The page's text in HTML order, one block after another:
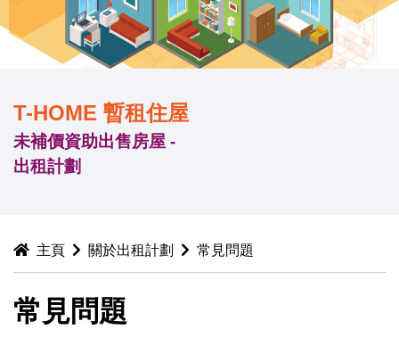
T-HOME 暫租住屋
未補價資助出售房屋 -
出租計劃
主頁 關於出租計劃 常見問題
常見問題